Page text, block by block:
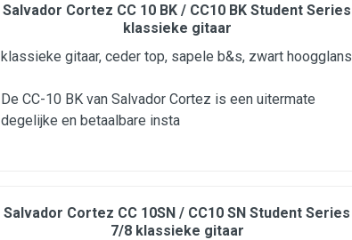
Salvador Cortez CC 10 BK / CC10 BK Student Series
klassieke gitaar
klassieke gitaar, ceder top, sapele b&s, zwart hoogglans
De CC-10 BK van Salvador Cortez is een uitermate
degelijke en betaalbare insta
Salvador Cortez CC 10SN / CC10 SN Student Series
7/8 klassieke gitaar